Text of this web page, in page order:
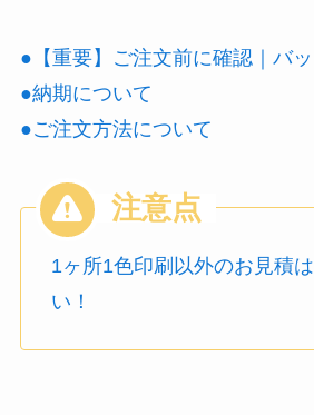
●【重要】ご注文前に確認｜バ
●納期について
●ご注文方法について
1ヶ所1色印刷以外のお見積
い！